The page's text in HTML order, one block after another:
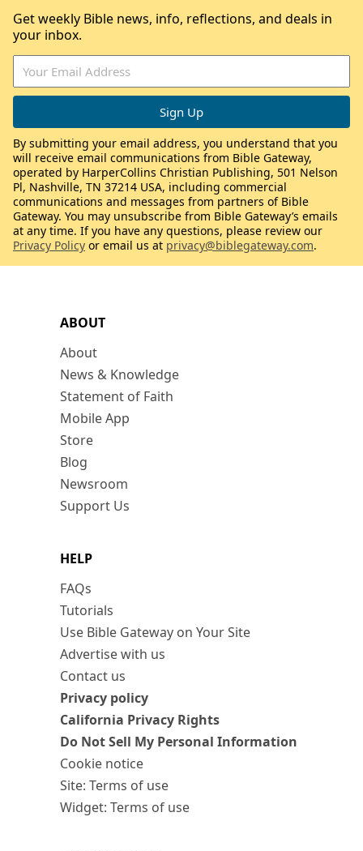
ABOUT
About
News & Knowledge
Statement of Faith
Mobile App
Store
Blog
Newsroom
Support Us
HELP
FAQs
Tutorials
Use Bible Gateway on Your Site
Advertise with us
Contact us
Privacy policy
California Privacy Rights
Do Not Sell My Personal Information
Cookie notice
Site: Terms of use
Widget: Terms of use
Get weekly Bible news, info, reflections, and deals in
your inbox.
By submitting your email address, you understand that you
will receive email communications from Bible Gateway,
operated by HarperCollins Christian Publishing, 501 Nelson
Pl, Nashville, TN 37214 USA, including commercial
communications and messages from partners of Bible
Gateway. You may unsubscribe from Bible Gateway’s emails
at any time. If you have any questions, please review our
Privacy Policy or email us at privacy@biblegateway.com.